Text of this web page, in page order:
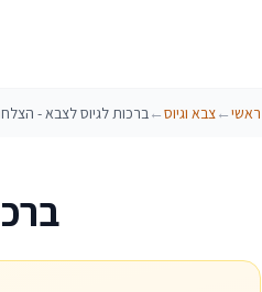
ראשי←צבא וגיוס←ברכות לגיוס לצבא -